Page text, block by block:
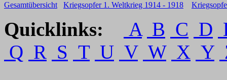
Gesamtübersicht Kriegsopfer 1. Weltkrieg 1914 - 1918
Quicklinks: A B C D
Q R S T U V W X Y